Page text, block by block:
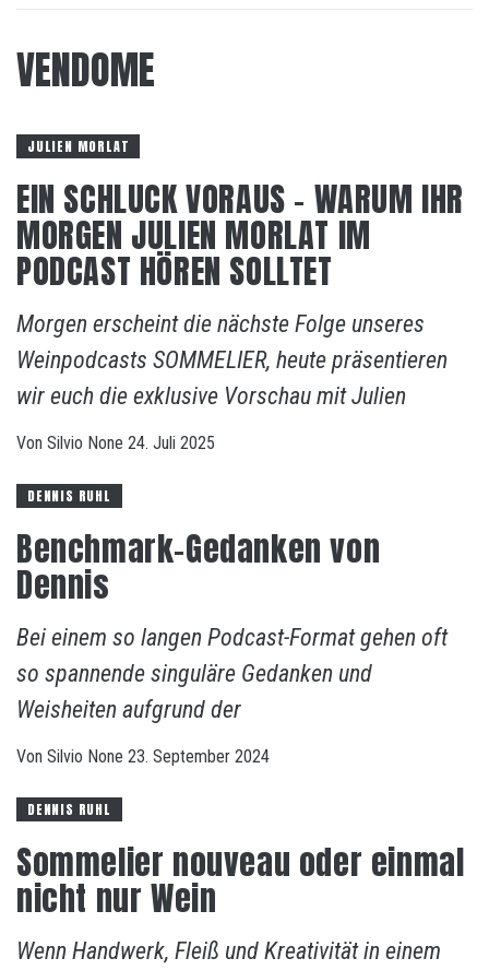
VENDOME
JULIEN MORLAT
EIN SCHLUCK VORAUS – WARUM IHR
MORGEN JULIEN MORLAT IM
PODCAST HÖREN SOLLTET
Morgen erscheint die nächste Folge unseres
Weinpodcasts SOMMELIER, heute präsentieren
wir euch die exklusive Vorschau mit Julien
Von Silvio None 24. Juli 2025
DENNIS RUHL
Benchmark-Gedanken von
Dennis
Bei einem so langen Podcast-Format gehen oft
so spannende singuläre Gedanken und
Weisheiten aufgrund der
Von Silvio None 23. September 2024
DENNIS RUHL
Sommelier nouveau oder einmal
nicht nur Wein
Wenn Handwerk, Fleiß und Kreativität in einem